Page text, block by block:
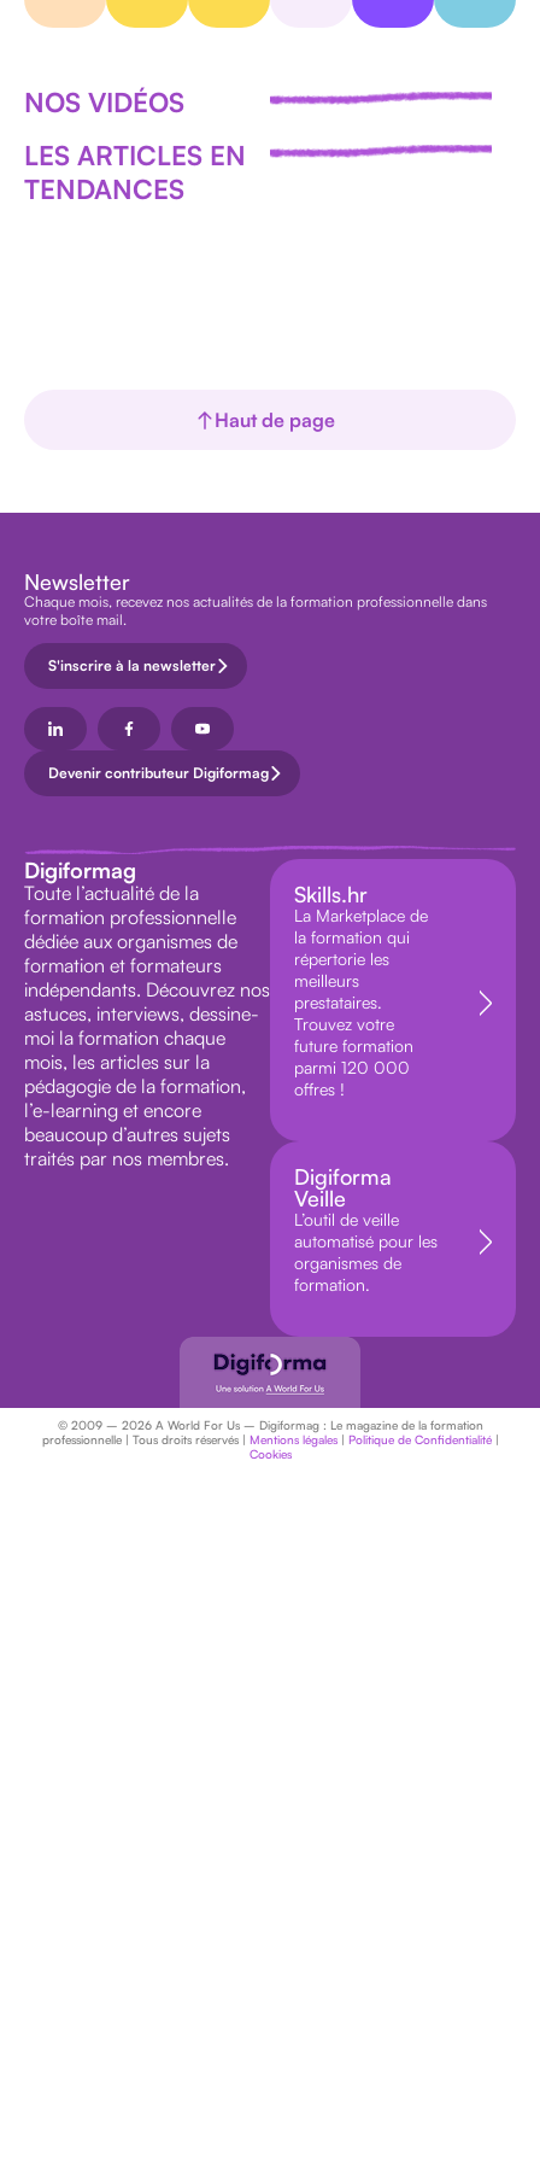
NOS VIDÉOS Tout voir
LES ARTICLES EN
TENDANCES
Haut de page
Newsletter
Chaque mois, recevez nos actualités de la formation professionnelle dans
votre boîte mail.
S'inscrire à la newsletter
Devenir contributeur Digiformag
Digiformag
Toute l’actualité de la
formation professionnelle
dédiée aux organismes de
formation et formateurs
indépendants. Découvrez nos
astuces, interviews, dessine-
moi la formation chaque
mois, les articles sur la
pédagogie de la formation,
l’e-learning et encore
beaucoup d’autres sujets
traités par nos membres.
Skills.hr
La Marketplace de
la formation qui
répertorie les
meilleurs
prestataires.
Trouvez votre
future formation
parmi 120 000
offres !
Digiforma
Veille
L’outil de veille
automatisé pour les
organismes de
formation.
© 2009 – 2026 A World For Us – Digiformag : Le magazine de la formation
professionnelle | Tous droits réservés | Mentions légales| Politique de Confidentialité|
Cookies